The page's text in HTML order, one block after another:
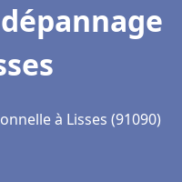
à Lisses (91090)